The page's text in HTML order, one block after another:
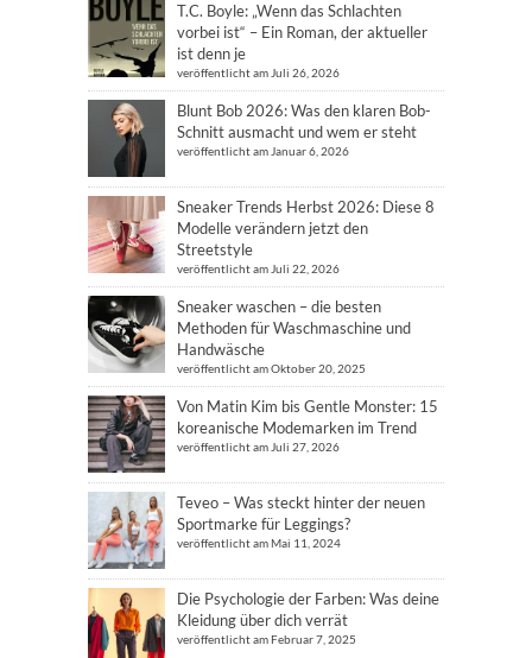
T.C. Boyle: „Wenn das Schlachten
vorbei ist“ – Ein Roman, der aktueller
ist denn je
veröffentlicht am Juli 26, 2026
Blunt Bob 2026: Was den klaren Bob-
Schnitt ausmacht und wem er steht
veröffentlicht am Januar 6, 2026
Sneaker Trends Herbst 2026: Diese 8
Modelle verändern jetzt den
Streetstyle
veröffentlicht am Juli 22, 2026
Sneaker waschen – die besten
Methoden für Waschmaschine und
Handwäsche
veröffentlicht am Oktober 20, 2025
Von Matin Kim bis Gentle Monster: 15
koreanische Modemarken im Trend
veröffentlicht am Juli 27, 2026
Teveo – Was steckt hinter der neuen
Sportmarke für Leggings?
veröffentlicht am Mai 11, 2024
Die Psychologie der Farben: Was deine
Kleidung über dich verrät
veröffentlicht am Februar 7, 2025